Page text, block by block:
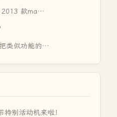
2013 款ma…
类似功能的…
别活动机来啦！